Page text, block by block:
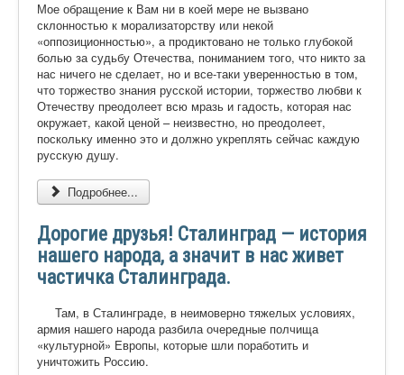
Мое обращение к Вам ни в коей мере не вызвано
склонностью к морализаторству или некой
«оппозиционностью», а продиктовано не только глубокой
болью за судьбу Отечества, пониманием того, что никто за
нас ничего не сделает, но и все-таки уверенностью в том,
что торжество знания русской истории, торжество любви к
Отечеству преодолеет всю мразь и гадость, которая нас
окружает, какой ценой – неизвестно, но преодолеет,
поскольку именно это и должно укреплять сейчас каждую
русскую душу.
Подробнее...
Дорогие друзья! Сталинград — история
нашего народа, а значит в нас живет
частичка Сталинграда.
Там, в Сталинграде, в неимоверно тяжелых условиях,
армия нашего народа разбила очередные полчища
«культурной» Европы, которые шли поработить и
уничтожить Россию.